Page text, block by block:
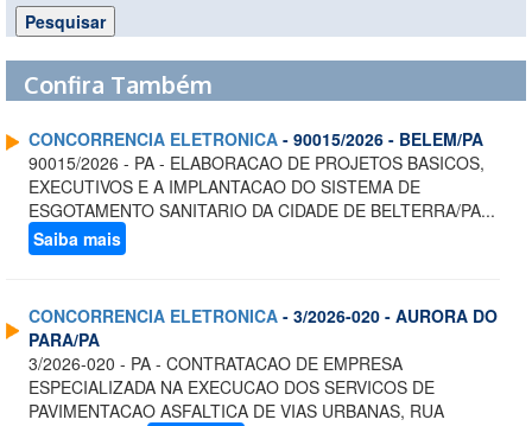
Confira Também
CONCORRENCIA ELETRONICA - 90015/2026 - BELEM/PA
90015/2026 - PA - ELABORACAO DE PROJETOS BASICOS,
EXECUTIVOS E A IMPLANTACAO DO SISTEMA DE
ESGOTAMENTO SANITARIO DA CIDADE DE BELTERRA/PA...
Saiba mais
CONCORRENCIA ELETRONICA - 3/2026-020 - AURORA DO
PARA/PA
3/2026-020 - PA - CONTRATACAO DE EMPRESA
ESPECIALIZADA NA EXECUCAO DOS SERVICOS DE
PAVIMENTACAO ASFALTICA DE VIAS URBANAS, RUA